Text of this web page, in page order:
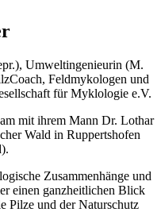
Umwelt­in­ge­nieu­rin (M.
Feld­my­ko­lo­gen und
für Myklo­lo­gie e.V.
mit ihrem Mann Dr. Lothar
Wald in Rup­perts­ho­fen
Zusam­men­hän­ge und
einen ganz­heit­li­chen Blick
Pil­ze und der Natur­schutz